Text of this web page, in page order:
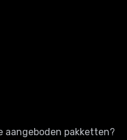
aangeboden pakketten?